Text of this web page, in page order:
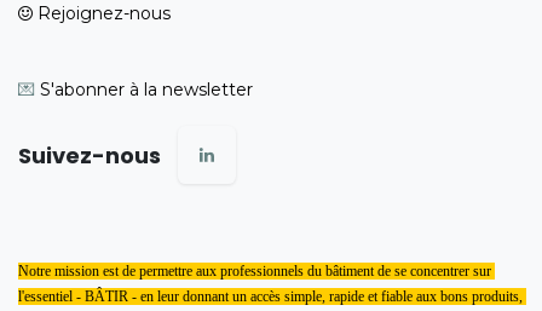
Rejoignez-nous
💌 S'abonner à la newsletter
Suivez-nous
Notre mission est de permettre aux professionnels du bâtiment de se concentrer sur
l'essentiel - BÂTIR - en leur donnant un accès simple, rapide et fiable aux bons produits,